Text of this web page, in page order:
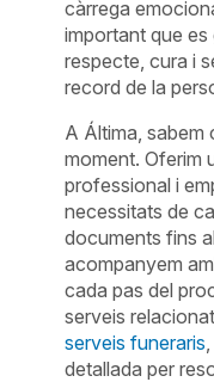
càrrega
important que es
respecte, cura i
record de la
A Áltima, sabem
moment. Oferim
professional i
necessitats de
documents fins
acompanyem
cada pas del
serveis
serveis funeraris
detallada per